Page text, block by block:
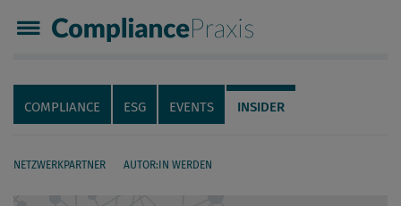
Compliance Praxis
Servicenavigation
Navigation
COMPLIANCE ESG EVENTS INSIDER
NETZWERKPARTNER AUTOR:IN WERDEN